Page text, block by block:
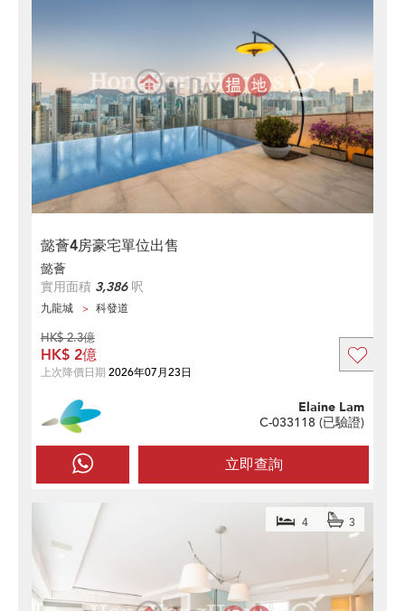
懿薈4房豪宅單位出售
懿薈
實用面積 3,386呎
九龍城 科發道
立即查詢
Elaine Lam
C-033118 (已驗證)
HK$ 2.3億
HK$ 2億
上次降價日期 2026年07月23日
4 3